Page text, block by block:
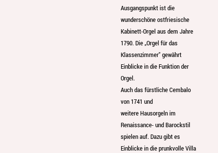
Ausgangspunkt ist die
wunderschöne ostfriesische
Kabinett-Orgel aus dem Jahre
1790. Die „Orgel für das
Klassenzimmer" gewährt
Einblicke in die Funktion der
Orgel.
Auch das fürstliche Cembalo
von 1741 und
weitere Hausorgeln im
Renaissance- und Barockstil
spielen auf. Dazu gibt es
Einblicke in die prunkvolle Villa